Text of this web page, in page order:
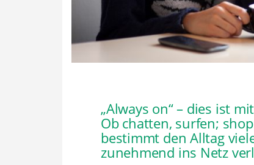
„Always on“ – dies ist
Ob chatten, surfen;
bestimmt den Alltag
zunehmend ins Netz